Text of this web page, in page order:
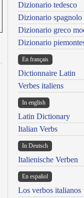
Dizionario tedesco
Dizionario spagnolo
Dizionario greco
Dizionario
En français
Dictionnaire Latin
Verbes italiens
In english
Latin Dictionary
Italian Verbs
In Deutsch
Italienische Verben
En español
Los verbos italianos